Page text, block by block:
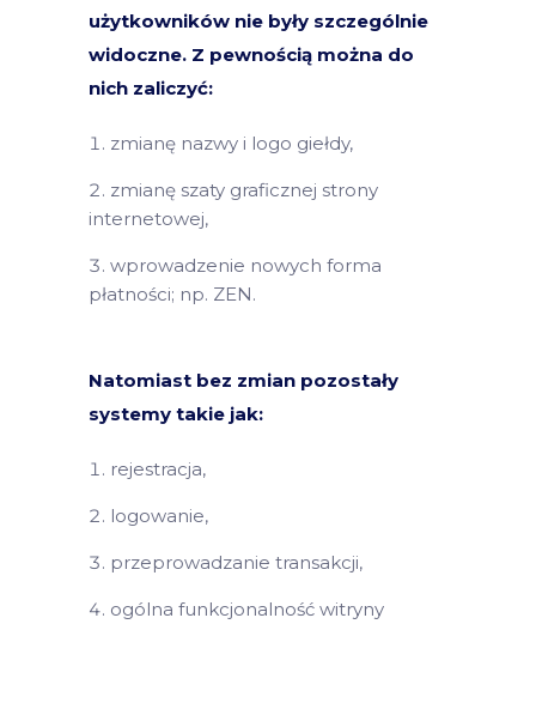
użytkowników nie były szczególnie
widoczne. Z pewnością można do
nich zaliczyć:
zmianę nazwy i logo giełdy,
zmianę szaty graficznej strony
internetowej,
wprowadzenie nowych forma
płatności; np. ZEN.
Natomiast bez zmian pozostały
systemy takie jak:
rejestracja,
logowanie,
przeprowadzanie transakcji,
ogólna funkcjonalność witryny